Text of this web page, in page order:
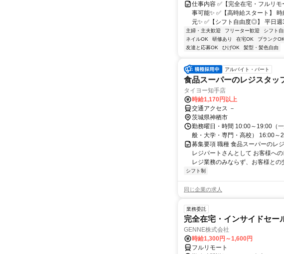
仕事内容 ✅【完全在宅・フルリ
事可能✨ ✅【高時給スタート】
元✨ ✅【シフト自由度◎】 平日週
主婦・主夫歓迎 フリーター歓迎 シフト自
ネイルOK
研修あり 在宅OK ブランクOK
友達と応募OK
ひげOK 髪型・髪色自由
アルバイト・パート
食品スーパーのレジスタッ
タイヨー知手店
時給1,170円以上
交通アクセス －
茨城県神栖市
勤務曜日・時間 10:00～19:00（
般・大学・専門・高校） 16:00～
募集要項 職種 食品スーパーのレ
レジパートさんとして お客様へ
レジ業務のみならず、お客様との
シフト制
同じ企業の求人
業務委託
完全在宅・インサイドセー
GENNE株式会社
時給1,300円～1,600円
フルリモート